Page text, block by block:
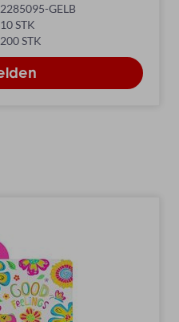
2285095-GELB
10 STK
200 STK